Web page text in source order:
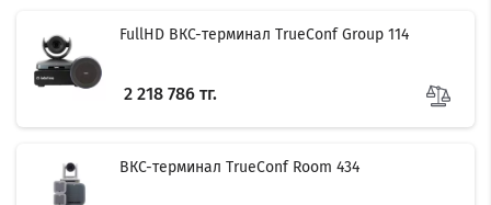
FullHD ВКС-терминал TrueConf Group 114
2 218 786 тг.
ВКС-терминал TrueConf Room 434